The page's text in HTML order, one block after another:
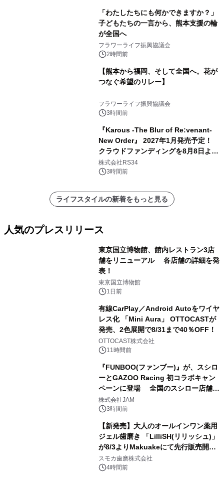
「わたしたちにも何かできますか？」
子どもたちの一言から、熊本支援の輪
が全国へ
フラワーライフ振興協議会
2時間前
【熊本から福岡、そして全国へ。花が
つなぐ希望のリレー】
フラワーライフ振興協議会
3時間前
『Karous -The Blur of Re:venant-
New Order』 2027年1月発売予定！
クラウドファンディングを8月8日より
開始
株式会社RS34
3時間前
ライフスタイルの新着をもっと見る
人気のプレスリリース
東京国立博物館、館内レストラン3店
舗をリニューアル 各店舗の詳細を発
表！
東京国立博物館
1日前
有線CarPlay／Android Autoをワイヤ
レス化 「Mini Aura」 OTTOCASTが
発売、2色展開で8/31まで40％OFF！
OTTOCAST株式会社
11時間前
『FUNBOO(ファンブー)』が、スシロ
ーとGAZOO Racing 初コラボキャン
ペーンに登場 全国のスシロー店舗で
GR 4車種の FUNBOO(ミニカー)付き
メニューが展開されます
株式会社JAM
3時間前
【新発売】大人のオールインワン薬用
ジェル歯磨き 「LilliSH(リリッシュ)」
が8/3よりMakuakeにて先行販売開
始！
スモカ歯磨株式会社
4時間前